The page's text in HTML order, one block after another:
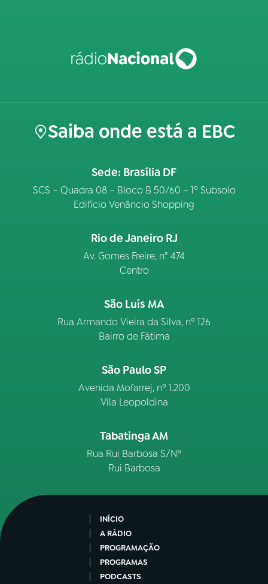
Saiba onde está a EBC
Sede: Brasília DF
SCS – Quadra 08 – Bloco B 50/60 – 1º Subsolo
Edifício Venâncio Shopping
Rio de Janeiro RJ
Av. Gomes Freire, n° 474
Centro
São Luís MA
Rua Armando Vieira da Silva, nº 126
Bairro de Fátima
São Paulo SP
Avenida Mofarrej, nº 1.200
Vila Leopoldina
Tabatinga AM
Rua Rui Barbosa S/Nº
Rui Barbosa
INÍCIO
A RÁDIO
PROGRAMAÇÃO
PROGRAMAS
PODCASTS